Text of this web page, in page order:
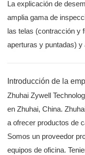
La explicación de
amplia gama de
las telas (contracción y
aperturas y puntadas)
Introducción de la
Zhuhai Zywell
en Zhuhai, China.
a ofrecer productos de
Somos un proveedor
equipos de oficina.